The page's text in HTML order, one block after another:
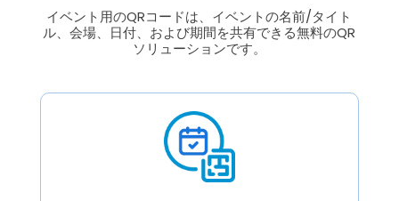
イベント用のQRコードは、イベントの名前/タイト
ル、会場、日付、および期間を共有できる無料のQR
ソリューションです。